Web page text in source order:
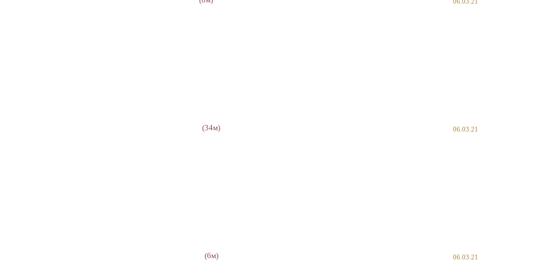
(34м) 06.03.21
(6м) 06.03.21